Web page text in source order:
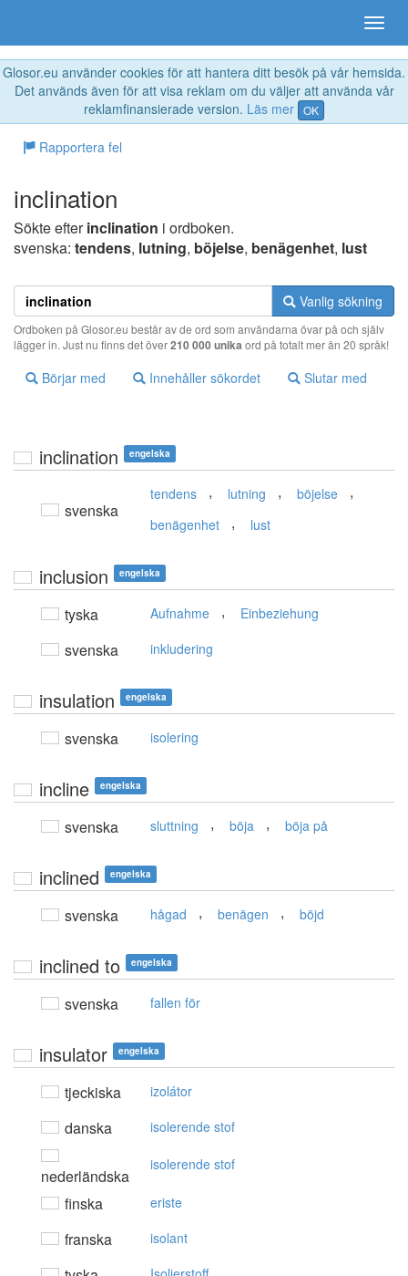
Glosor.eu använder cookies för att hantera ditt besök på vår hemsida.
Det används även för att visa reklam om du väljer att använda vår
reklamfinansierade version. Läs mer OK
Rapportera fel
inclination
Sökte efterinclination i ordboken.
svenska: tendens, lutning, böjelse, benägenhet, lust
Vanlig sökning
Ordboken på Glosor.eu består av de ord som användarna övar på och själv
lägger in. Just nu finns det över210 000 unika ord på totalt mer än 20 språk!
Börjar med Innehåller sökordet Slutar med
inclination engelska
svenska
tendens , lutning , böjelse ,
benägenhet , lust
inclusion engelska
tyska Aufnahme , Einbeziehung
svenska inkludering
insulation engelska
svenska isolering
incline engelska
svenska sluttning , böja , böja på
inclined engelska
svenska hågad , benägen , böjd
inclined to engelska
svenska fallen för
insulator engelska
tjeckiska izolátor
danska isolerende stof
nederländska
isolerende stof
finska eriste
franska isolant